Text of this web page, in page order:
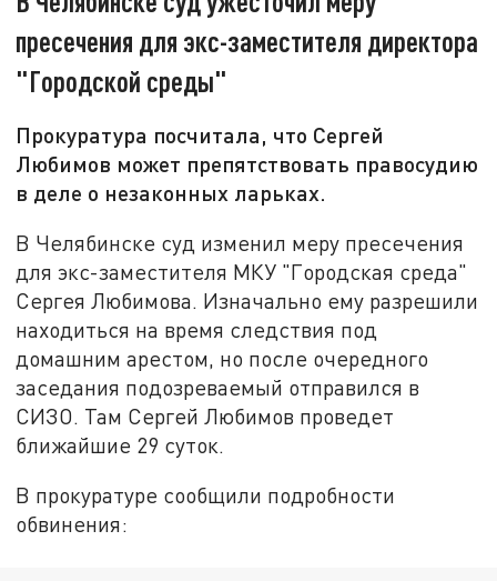
пресечения для экс-заместителя директора
"Городской среды"
Прокуратура посчитала, что Сергей
Любимов может препятствовать правосудию
в деле о незаконных ларьках.
В Челябинске суд изменил меру пресечения
для экс-заместителя МКУ "Городская среда"
Сергея Любимова. Изначально ему разрешили
находиться на время следствия под
домашним арестом, но после очередного
заседания подозреваемый отправился в
СИЗО. Там Сергей Любимов проведет
ближайшие 29 суток.
В прокуратуре сообщили подробности
обвинения: